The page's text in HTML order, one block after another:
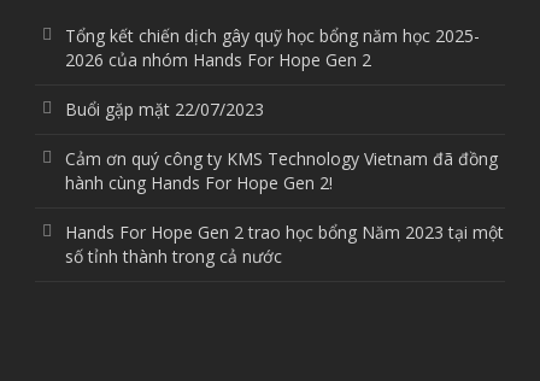
Tổng kết chiến dịch gây quỹ học bổng năm học 2025-
2026 của nhóm Hands For Hope Gen 2
Buổi gặp mặt 22/07/2023
Cảm ơn quý công ty KMS Technology Vietnam đã đồng
hành cùng Hands For Hope Gen 2!
Hands For Hope Gen 2 trao học bổng Năm 2023 tại một
số tỉnh thành trong cả nước